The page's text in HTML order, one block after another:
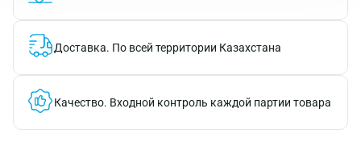
Доставка. По всей территории Казахстана
Качество. Входной контроль каждой партии товара